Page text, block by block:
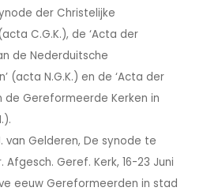
der Christelijke
C.G.K.), de ‘Acta der
de Nederduitsche
(acta N.G.K.) en de ‘Acta der
de Gereformeerde Kerken in
van Gelderen, De synode te
Geref. Kerk, 16-23 Juni
eeuw Gereformeerden in stad